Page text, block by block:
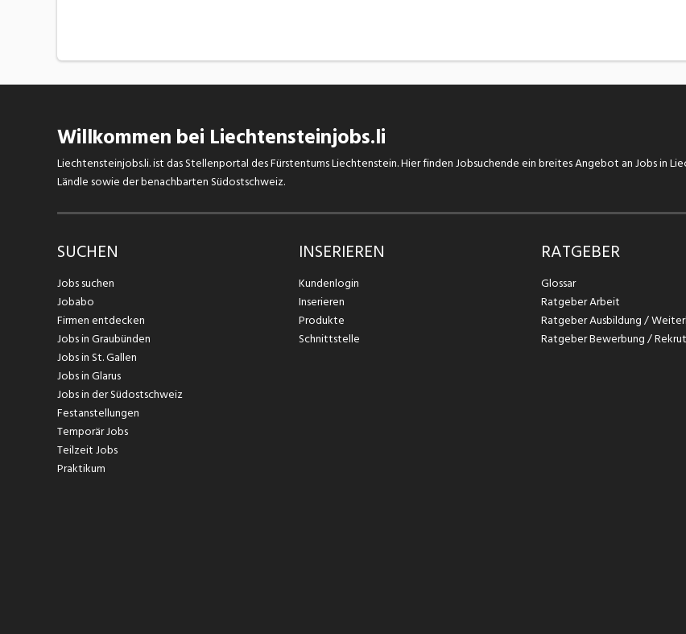
Willkommen bei Liechtensteinjobs.li
Liechtensteinjobs.li. ist das Stellenportal des Fürstentums Liechtenstein. Hier finden Jobsuchende ein breites Angebot an Jobs in
Ländle sowie der benachbarten Südostschweiz.
SUCHEN
Jobs suchen
Jobabo
Firmen entdecken
Jobs in Graubünden
Jobs in St. Gallen
Jobs in Glarus
Jobs in der Südostschweiz
Festanstellungen
Temporär Jobs
Teilzeit Jobs
Praktikum
INSERIEREN
Kundenlogin
Inserieren
Produkte
Schnittstelle
RATGEBER
Glossar
Ratgeber Arbeit
Ratgeber Ausbildung /
Ratgeber Bewerbung /